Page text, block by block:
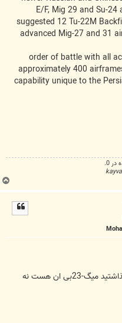
E/F, Mig 29 and Su-
suggested 12 Tu-22M
advanced Mig-27 and 31
order of battle with all
approximately 400
capability unique to the
0.
هواپیمایی که تصویرش رو شما در پست گذاشتید میگ-23بی ان هست نه